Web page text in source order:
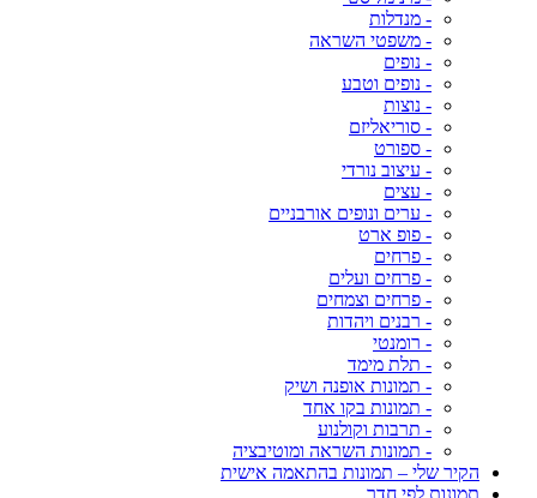
- מנדלות
- משפטי השראה
- נופים
- נופים וטבע
- נוצות
- סוריאליזם
- ספורט
- עיצוב נורדי
- עצים
- ערים ונופים אורבניים
- פופ ארט
- פרחים
- פרחים ועלים
- פרחים וצמחים
- רבנים ויהדות
- רומנטי
- תלת מימד
- תמונות אופנה ושיק
- תמונות בקו אחד
- תרבות וקולנוע
- תמונות השראה ומוטיבציה
הקיר שלי – תמונות בהתאמה אישית
תמונות לפי חדר